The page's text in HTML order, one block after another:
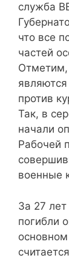
служба
что все
частей
Отметим,
против
Так, в
начали
Рабочей
военные
За 27
погибли